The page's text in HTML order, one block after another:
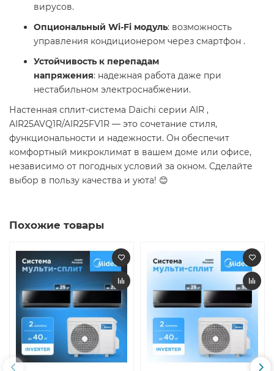
вирусов.
Опциональный Wi-Fi модуль: возможность
управления кондиционером через смартфон .
Устойчивость к перепадам
напряжения: надежная работа даже при
нестабильном электроснабжении.
Настенная сплит-система Daichi серии AIR ,
AIR25AVQ1R/AIR25FV1R — это сочетание стиля,
функциональности и надежности. Он обеспечит
комфортный микроклимат в вашем доме или офисе,
независимо от погодных условий за окном. Сделайте
выбор в пользу качества и уюта! 😊
Похожие товары